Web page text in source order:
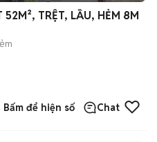
TRỆT, LẦU, HẺM 8M
Bấm để hiện số Chat